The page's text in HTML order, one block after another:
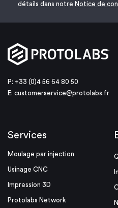
détails dans notre Notice de
P: +33 (0)4 56 64 80 50
E: customerservice@protolabs.fr
Services
Moulage par injection
Usinage CNC
Impression 3D
Protolabs Network